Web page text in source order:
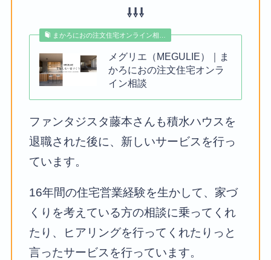
⇩⇩⇩
まかろにおの注文住宅オンライン相…
メグリエ（MEGULIE）｜ま
かろにおの注文住宅オンラ
イン相談
ファンタジスタ藤本さんも積水ハウスを
退職された後に、新しいサービスを行っ
ています。
16年間の住宅営業経験を生かして、家づ
くりを考えている方の相談に乗ってくれ
たり、ヒアリングを行ってくれたりっと
言ったサービスを行っています。